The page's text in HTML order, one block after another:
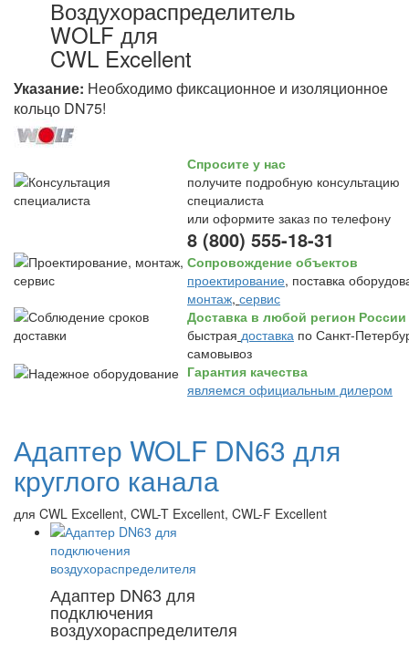
Воздухораспределитель
WOLF для
CWL Excellent
Указание: Необходимо фиксационное и изоляционное
кольцо DN75!
Спросите у нас
получите подробную консультацию
специалиста
или оформите заказ по телефону
8 (800) 555-18-31
Сопровождение объектов
проектирование, поставка
монтаж, сервис
Доставка в любой регион России
быстрая доставка по Санкт-
самовывоз
Гарантия качества
являемся официальным дилером
Адаптер WOLF DN63 для
круглого канала
для CWL Excellent, CWL-T Excellent, CWL-F Excellent
Адаптер DN63 для
подключения
воздухораспределителя